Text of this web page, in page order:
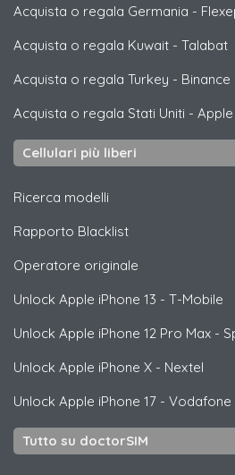
Acquista o regala Germania -
Acquista o regala Kuwait - Talabat
Acquista o regala Turkey - Binance
Acquista o regala Stati Uniti -
Cellulari più liberi
Ricerca modelli
Rapporto Blacklist
Operatore originale
Unlock Apple iPhone 13 - T-Mobile
Unlock Apple iPhone 12 Pro Max -
Unlock Apple iPhone X - Nextel
Unlock Apple iPhone 17 -
Tutto su doctorSIM